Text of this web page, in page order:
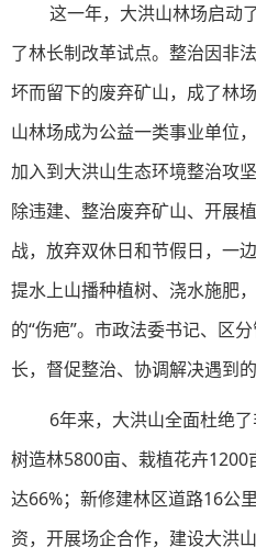
这一年，大洪山林场启动
了林长制改革试点。整治因非
坏而留下的废弃矿山，成了林
山林场成为公益一类事业单位
加入到大洪山生态环境整治攻
除违建、整治废弃矿山、开展
战，放弃双休日和节假日，一
提水上山播种植树、浇水施肥
的“伤疤”。市政法委书记、区
长，督促整治、协调解决遇到的
6年来，大洪山全面杜绝
树造林5800亩、栽植花卉
达66%；新修建林区道路16公
资，开展场企合作，建设大洪